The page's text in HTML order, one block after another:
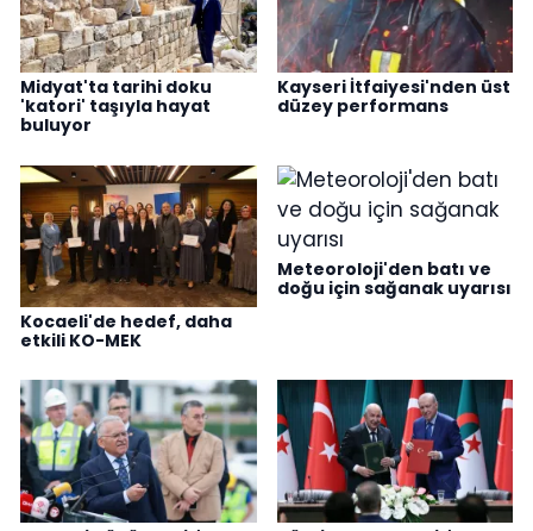
Midyat'ta tarihi doku
'katori' taşıyla hayat
buluyor
Kayseri İtfaiyesi'nden üst
düzey performans
Kocaeli'de hedef, daha
etkili KO-MEK
Meteoroloji'den batı ve
doğu için sağanak uyarısı